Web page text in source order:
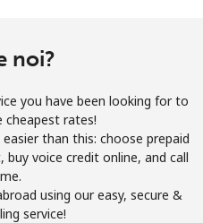
noi?
you have been looking for to
cheapest rates!
than this: choose prepaid
voice credit online, and call
using our easy, secure &
service!